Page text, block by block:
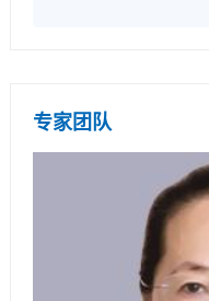
专家团队